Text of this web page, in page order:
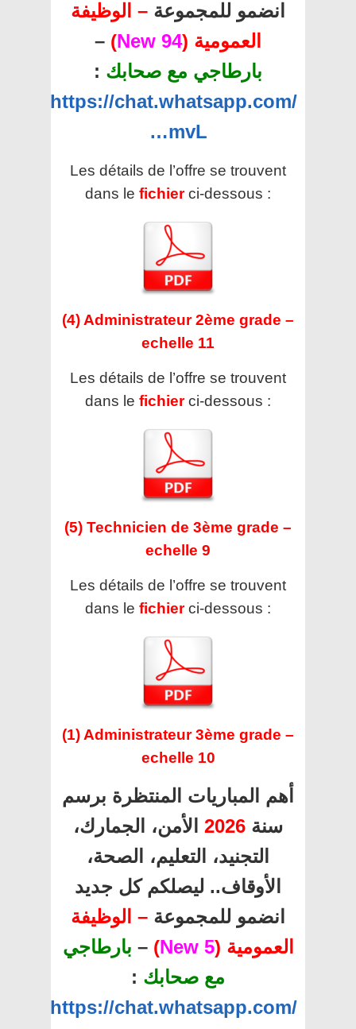
انضمو للمجموعة – الوظيفة
العمومية (94 New
)
–
بارطاجي مع صحابك :
https://chat.whatsapp.com/
…mvL
Les détails de l’offre se trouvent
dans le fichier ci-dessous :
(4) Administrateur 2ème grade –
echelle 11
Les détails de l’offre se trouvent
dans le fichier ci-dessous :
(5) Technicien de 3ème grade –
echelle 9
Les détails de l’offre se trouvent
dans le fichier ci-dessous :
(1) Administrateur 3ème grade –
echelle 10
أهم المباريات المنتظرة برسم
سنة 2026 الأمن، الجمارك،
التجنيد، التعليم، الصحة،
الأوقاف.. ليصلكم كل جديد
انضمو للمجموعة – الوظيفة
العمومية (5 New
)
– بارطاجي
مع صحابك :
https://chat.whatsapp.com/